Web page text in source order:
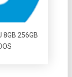
8GB 256GB